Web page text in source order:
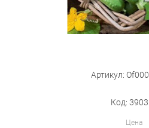
Артикул:
Код:
Цена